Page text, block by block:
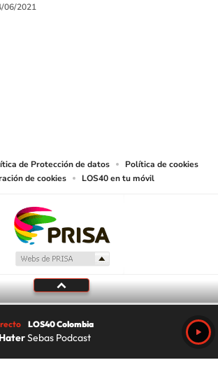
06/2021
de Protección de datos
Política de cookies
de cookies
LOS40 en tu móvil
LOS40 Colombia
Sebas Podcast